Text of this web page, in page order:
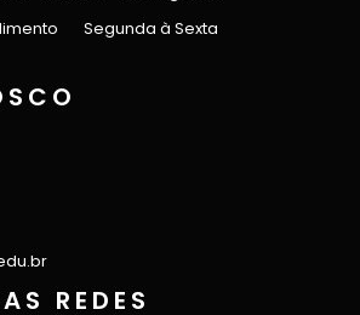
Segunda à Sexta
REDES